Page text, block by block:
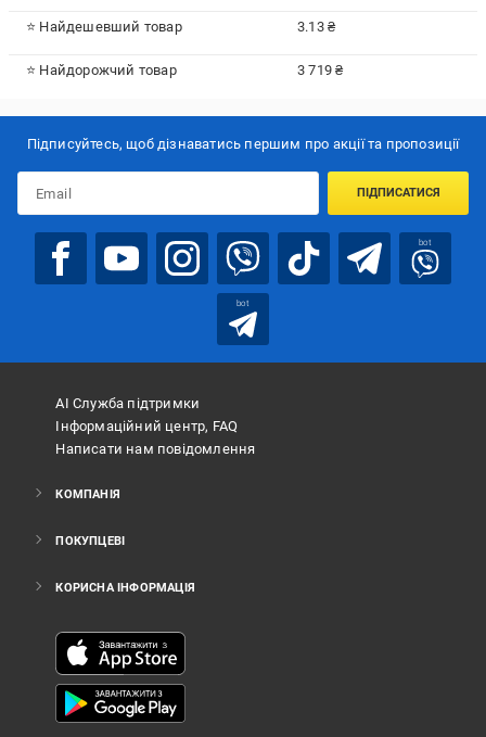
⭐ Найдешевший товар 3.13 ₴
⭐ Найдорожчий товар 3 719 ₴
Підписуйтесь, щоб дізнаватись першим про акції та пропозиції
ПІДПИСАТИСЯ
bot
bot
АІ Служба підтримки
Інформаційний центр, FAQ
Написати нам повідомлення
КОМПАНІЯ
ПОКУПЦЕВІ
КОРИСНА ІНФОРМАЦІЯ